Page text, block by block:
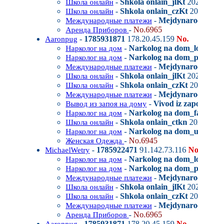
Школа онлайн - Shkola onlain_jlKt
Школа онлайн - Shkola onlain_czKt
Международные платежи -
Аренда Приборов - No.6965
Aaronpug - 1785931871 178.20.45.159 No.
Нарколог на дом - Narkolog na
Нарколог на дом - Narkolog na
Международные платежи -
Школа онлайн - Shkola onlain_jlKt
Школа онлайн - Shkola onlain_czKt
Международные платежи -
Вывод из запоя на дому - Vivod iz
Нарколог на дом - Narkolog na
Школа онлайн - Shkola onlain_ctkn
Нарколог на дом - Narkolog na
Женская Одежда - No.6945
MichaelWetry - 1785922471 91.142.73.116
Нарколог на дом - Narkolog na
Нарколог на дом - Narkolog na
Международные платежи -
Школа онлайн - Shkola onlain_jlKt
Школа онлайн - Shkola onlain_czKt
Международные платежи -
Аренда Приборов - No.6965